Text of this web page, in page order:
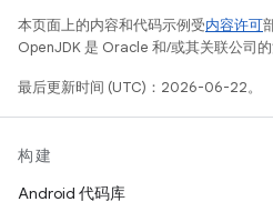
本页面上的内容和代码示例受内容许可
OpenJDK 是 Oracle 和/或其关联公司的
最后更新时间 (UTC)：2026-06-22。
构建
Android 代码库